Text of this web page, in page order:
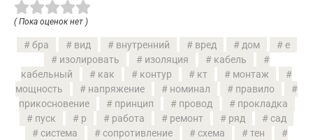
( Пока оценок нет )
бра вид внутренний вред дом
е
изолировать
изоляция
кабель
кабельный
как контур кт
монтаж
мощность
напряжение номинал
правило
прикосновение
принцип провод
прокладка
пуск
р работа ремонт ряд
сад
система
сопротивление схема
тен